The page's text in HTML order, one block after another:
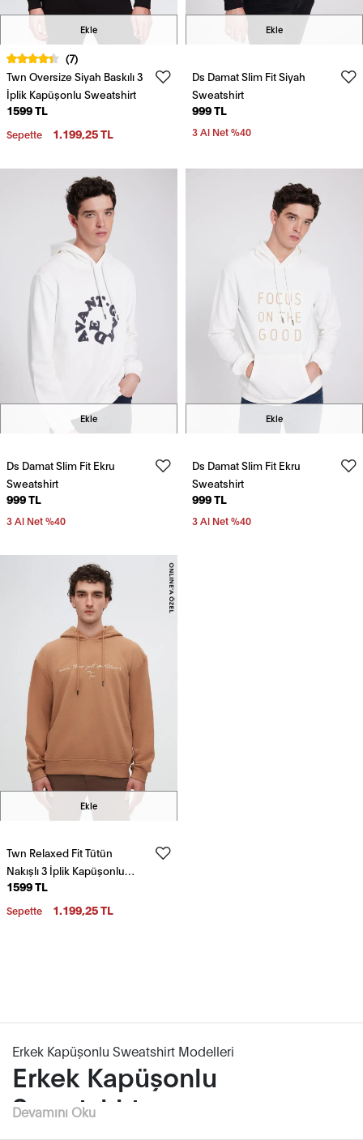
Ekle
(7)
Twn Oversize Siyah Baskılı 3
İplik Kapüşonlu Sweatshirt
1599 TL
Sepette 1.199,25 TL
Ekle
Ds Damat Slim Fit Siyah
Sweatshirt
999 TL
3 Al Net %40
Ekle
Ds Damat Slim Fit Ekru
Sweatshirt
999 TL
3 Al Net %40
Ekle
Ds Damat Slim Fit Ekru
Sweatshirt
999 TL
3 Al Net %40
Ekle
Twn Relaxed Fit Tütün
Nakışlı 3 İplik Kapüşonlu
Sweatshirt
1599 TL
Sepette 1.199,25 TL
Erkek Kapüşonlu Sweatshirt Modelleri
Erkek Kapüşonlu
Sweatshirt
Devamını Oku